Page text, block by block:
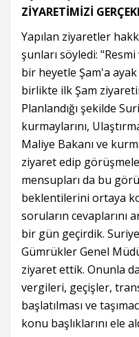
ZİYARETİMİZİ
Yapılan ziyaretler
şunları söyledi:
bir heyetle Şam'a ayak
birlikte ilk Şam
Planlandığı şekilde
kurmaylarını,
Maliye Bakanı ve
ziyaret edip
mensupları da bu
beklentilerini ortaya
soruların cevaplarını
bir gün geçirdik.
Gümrükler Genel
ziyaret ettik. Onunla
vergileri, geçişler,
başlatılması ve
konu başlıklarını ele